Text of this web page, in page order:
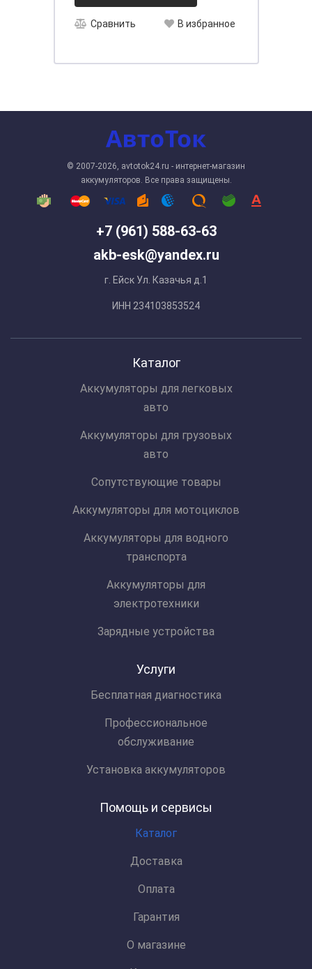
Сравнить В избранное
+7 (961) 588-63-63
akb-esk@yandex.ru
г. Ейск Ул. Казачья д.1
ИНН 234103853524
© 2007-2026, avtotok24.ru - интернет-магазин
аккумуляторов. Все права защищены.
Каталог
Аккумуляторы для легковых
авто
Аккумуляторы для грузовых
авто
Сопутствующие товары
Аккумуляторы для мотоциклов
Аккумуляторы для водного
транспорта
Аккумуляторы для
электротехники
Зарядные устройства
Услуги
Бесплатная диагностика
Профессиональное
обслуживание
Установка аккумуляторов
Помощь и сервисы
Каталог
Доставка
Оплата
Гарантия
О магазине